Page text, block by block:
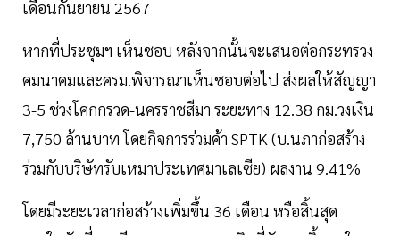
เดือนกันยายน 2567
หากที่ประชุมฯ เห็นชอบ หลังจากนั้นจะเสนอต่อกระทรวง
คมนาคมและครม.พิจารณาเห็นชอบต่อไป ส่งผลให้สัญญา
3-5 ช่วงโคกกรวด-นครราชสีมา ระยะทาง 12.38 กม.วงเงิน
7,750 ล้านบาท โดยกิจการร่วมค้า SPTK (บ.นภาก่อสร้าง
ร่วมกับบริษัทรับเหมาประเทศมาเลเซีย) ผลงาน 9.41%
โดยมีระยะเวลาก่อสร้างเพิ่มขึ้น 36 เดือน หรือสิ้นสุด